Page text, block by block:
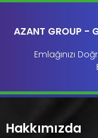
AZANT GROUP -
Emlağınızı
Hakkımızda